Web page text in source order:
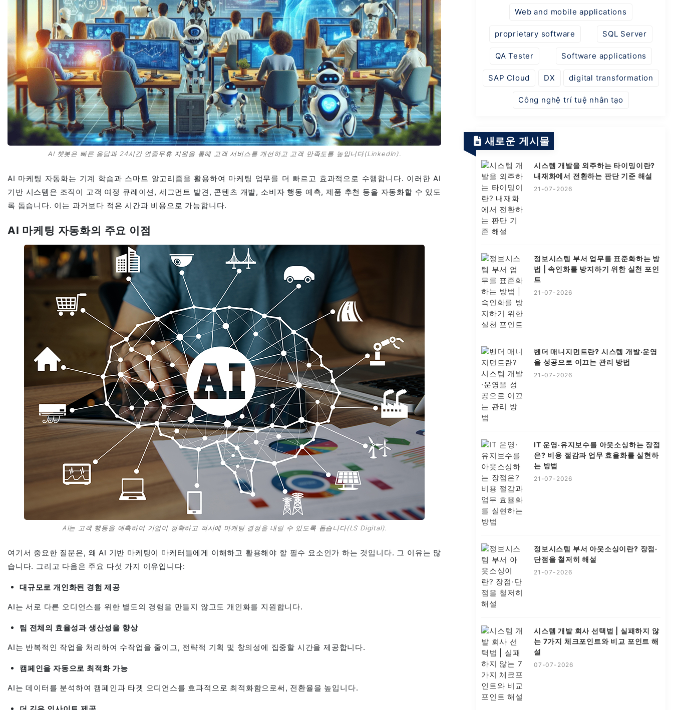
AI 챗봇은 빠른 응답과 24시간 연중무휴 지원을 통해 고객 서비스를 개선하고 고객 만족도를 높입니다(LinkedIn).
AI 마케팅 자동화는 기계 학습과 스마트 알고리즘을 활용하여 마케팅 업무를 더 빠르고 효과적으로 수행합니다. 이러한 AI
기반 시스템은 조직이 고객 여정 큐레이션, 세그먼트 발견, 콘텐츠 개발, 소비자 행동 예측, 제품 추천 등을 자동화할 수 있도
록 돕습니다. 이는 과거보다 적은 시간과 비용으로 가능합니다.
AI 마케팅 자동화의 주요 이점
AI는 고객 행동을 예측하여 기업이 정확하고 적시에 마케팅 결정을 내릴 수 있도록 돕습니다(LS Digital).
여기서 중요한 질문은, 왜 AI 기반 마케팅이 마케터들에게 이해하고 활용해야 할 필수 요소인가 하는 것입니다. 그 이유는 많
습니다. 그리고 다음은 주요 다섯 가지 이유입니다:
대규모로 개인화된 경험 제공
AI는 서로 다른 오디언스를 위한 별도의 경험을 만들지 않고도 개인화를 지원합니다.
팀 전체의 효율성과 생산성을 향상
AI는 반복적인 작업을 처리하여 수작업을 줄이고, 전략적 기획 및 창의성에 집중할 시간을 제공합니다.
캠페인을 자동으로 최적화 가능
AI는 데이터를 분석하여 캠페인과 타겟 오디언스를 효과적으로 최적화함으로써, 전환율을 높입니다.
Web and mobile applications
proprietary software SQL Server
QA Tester Software applications
SAP Cloud DX digital transformation
Công nghệ trí tuệ nhân tạo
새로운 게시물
시스템 개발을 외주하는 타이밍이란?
내재화에서 전환하는 판단 기준 해설
21-07-2026
정보시스템 부서 업무를 표준화하는 방
법 | 속인화를 방지하기 위한 실천 포인
트
21-07-2026
벤더 매니지먼트란? 시스템 개발·운영
을 성공으로 이끄는 관리 방법
21-07-2026
IT 운영·유지보수를 아웃소싱하는 장점
은? 비용 절감과 업무 효율화를 실현하
는 방법
21-07-2026
정보시스템 부서 아웃소싱이란? 장점·
단점을 철저히 해설
21-07-2026
시스템 개발 회사 선택법 | 실패하지 않
는 7가지 체크포인트와 비교 포인트 해
설
07-07-2026